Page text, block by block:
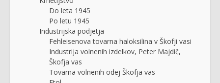
Do leta 1945
Po letu 1945
Industrijska podjetja
Fehleisenova tovarna haloksilina v Škofji vasi
Industrija volnenih izdelkov, Peter Majdič,
Škofja vas
Tovarna volnenih odej Škofja vas